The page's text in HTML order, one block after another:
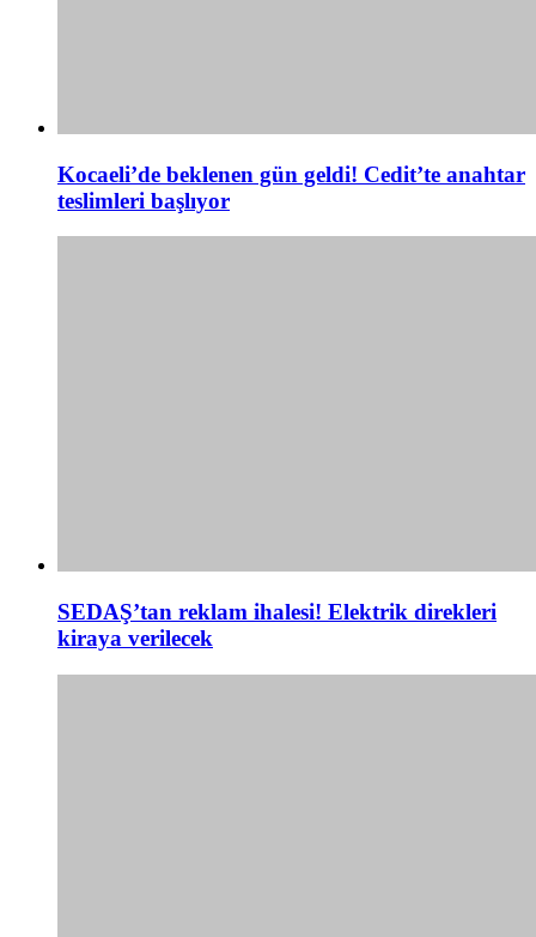
Kocaeli’de beklenen gün geldi! Cedit’te anahtar
teslimleri başlıyor
SEDAŞ’tan reklam ihalesi! Elektrik direkleri
kiraya verilecek